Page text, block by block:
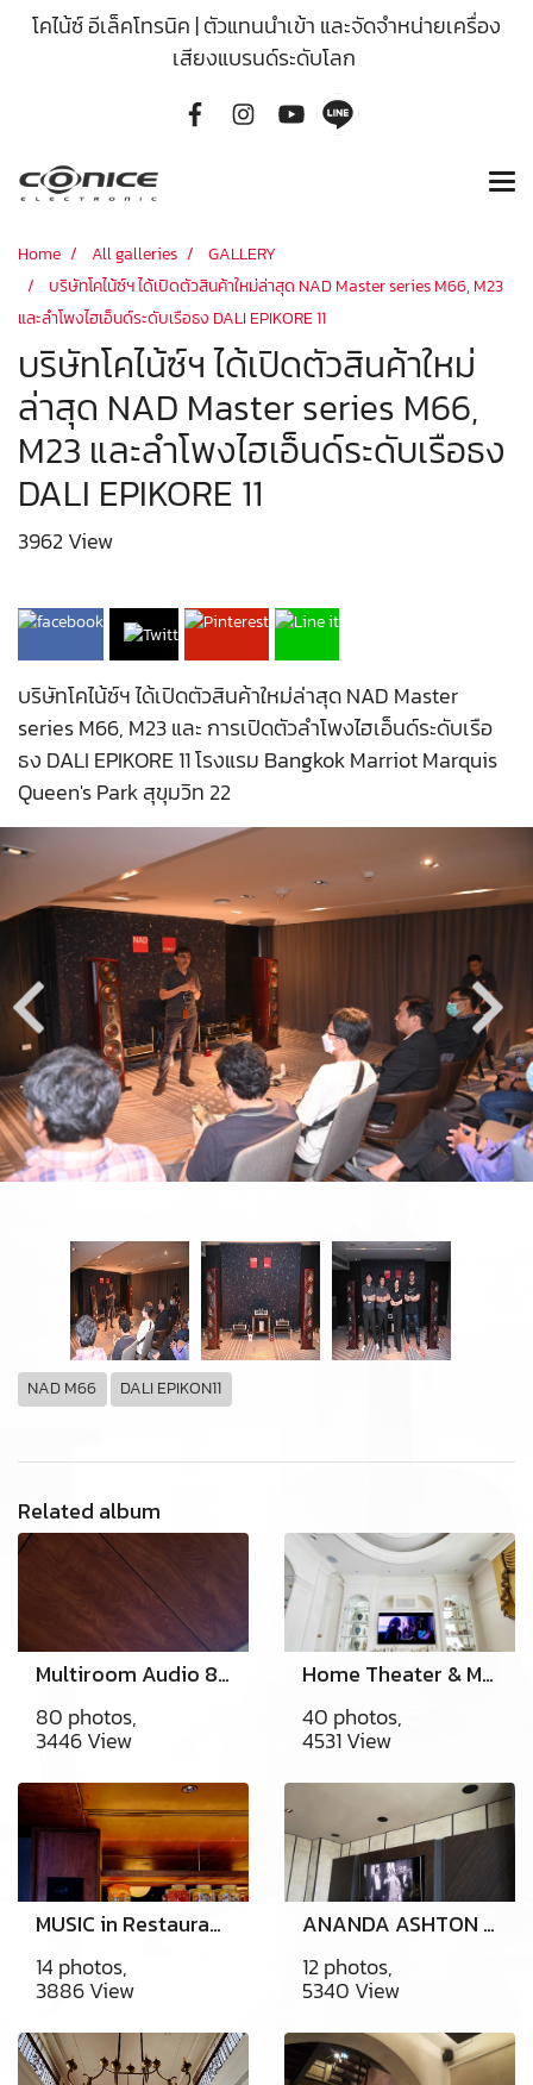
โคไน้ซ์ อีเล็คโทรนิค | ตัวแทนนำเข้า และจัดจำหน่ายเครื่อง
เสียงแบรนด์ระดับโลก
Home All galleries
GALLERY
บริษัทโคไน้ซ์ฯ ได้เปิดตัวสินค้าใหม่ล่าสุด NAD Master series M66, M23
และลำโพงไฮเอ็นด์ระดับเรือธง DALI EPIKORE 11
บริษัทโคไน้ซ์ฯ ได้เปิดตัวสินค้าใหม่
ล่าสุด NAD Master series M66,
M23 และลำโพงไฮเอ็นด์ระดับเรือธง
DALI EPIKORE 11
3962 View
บริษัทโคไน้ซ์ฯ ได้เปิดตัวสินค้าใหม่ล่าสุด NAD Master
series M66, M23 และ การเปิดตัวลำโพงไฮเอ็นด์ระดับเรือ
ธง DALI EPIKORE 11 โรงแรม Bangkok Marriot Marquis
Queen's Park สุขุมวิท 22
NAD M66 DALI EPIKON11
Related album
Multiroom Audio 8 Zone
80 photos,
3446 View
Home Theater & Multiroom Audio
40 photos,
4531 View
MUSIC in Restaurants Sukhumvit37
14 photos,
3886 View
ANANDA ASHTON SILOM
12 photos,
5340 View